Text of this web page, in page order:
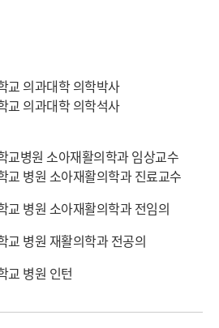
교 의과대학 의학박사
교 의과대학 의학석사
교병원 소아재활의학과 임상교수
교 병원 소아재활의학과 진료교수
교 병원 소아재활의학과 전임의
교 병원 재활의학과 전공의
교 병원 인턴